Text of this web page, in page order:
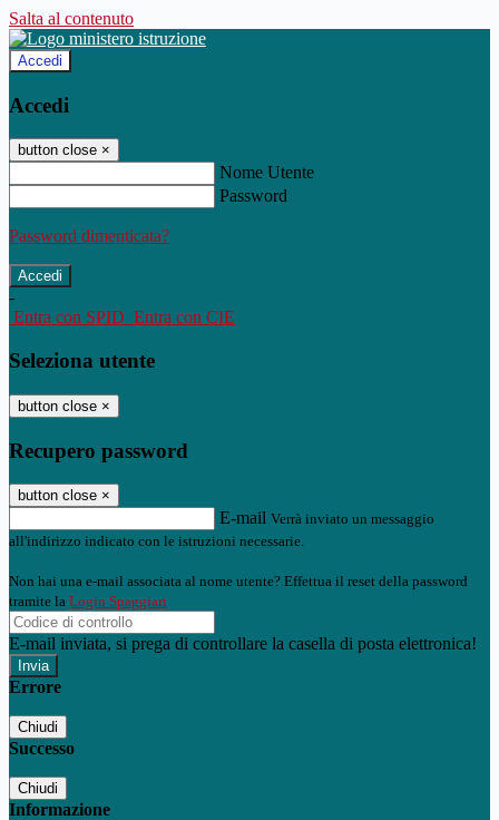
Salta al contenuto
Accedi
Accedi
button close ×
Nome Utente
Password
Password dimenticata?
-
Entra con SPID Entra con CIE
Seleziona utente
button close ×
Recupero password
button close ×
E-mail Verrà inviato un messaggio
all'indirizzo indicato con le istruzioni necessarie.
Non hai una e-mail associata al nome utente? Effettua il reset della password
tramite la Login Spaggiari
E-mail inviata, si prega di controllare la casella di posta elettronica!
Errore
Chiudi
Successo
Chiudi
Informazione